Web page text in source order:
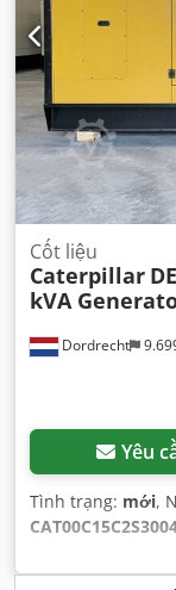
Dordrecht
Cốt liệu
Caterpillar
kVA
Yêu
Tình trạng: mới,